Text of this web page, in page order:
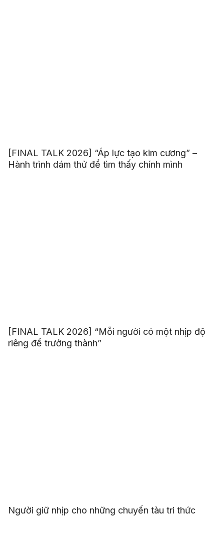
[FINAL TALK 2026] “Áp lực tạo kim cương” –
Hành trình dám thử để tìm thấy chính mình
[FINAL TALK 2026] “Mỗi người có một nhịp độ
riêng để trưởng thành”
Người giữ nhịp cho những chuyến tàu tri thức